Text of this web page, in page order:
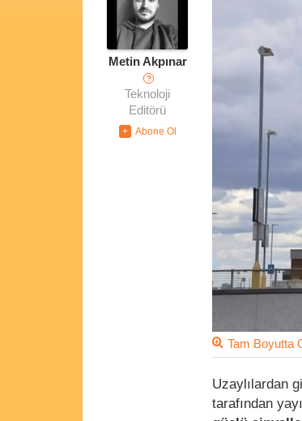
Metin Akpınar
?
Teknoloji
Editörü
Tam Boyutta
Uzaylılardan
tarafından